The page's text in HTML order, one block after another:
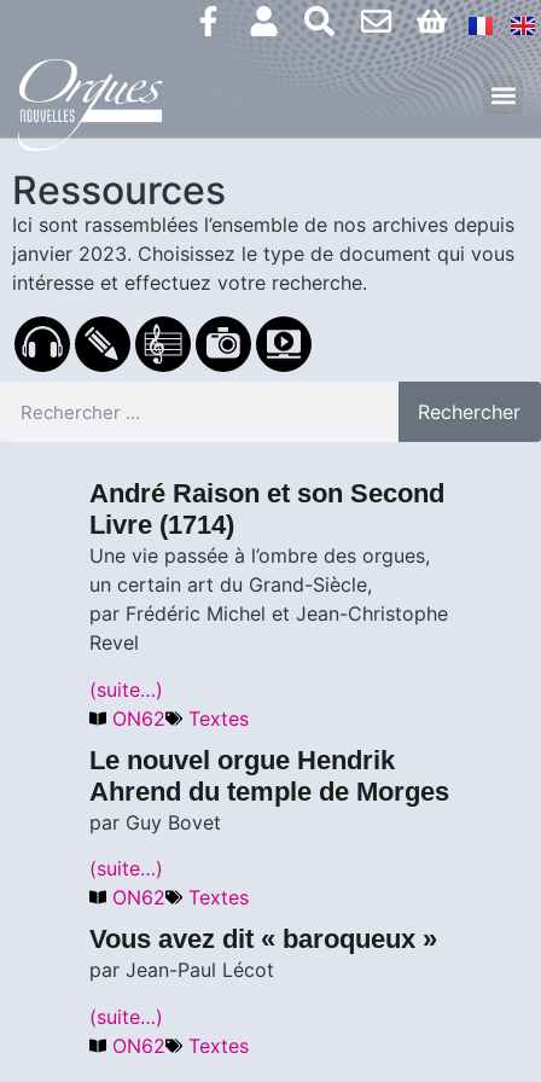
Ressources
Ici sont rassemblées l’ensemble de nos archives depuis
janvier 2023. Choisissez le type de document qui vous
intéresse et effectuez votre recherche.
Rechercher
André Raison et son Second
Livre (1714)
Une vie passée à l’ombre des orgues,
un certain art du Grand-Siècle,
par Frédéric Michel et Jean-Christophe
Revel
(suite…)
ON62
Textes
Le nouvel orgue Hendrik
Ahrend du temple de Morges
par Guy Bovet
(suite…)
ON62
Textes
Vous avez dit « baroqueux »
par Jean-Paul Lécot
(suite…)
ON62
Textes